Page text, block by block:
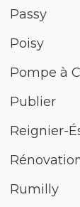
Passy
Poisy
Pompe à
Publier
Reignier-
Rumilly